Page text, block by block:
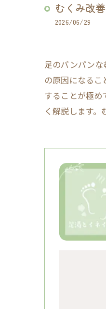
むくみ改
2026/06/29
足のパンパン
の原因になる
することが極め
く解説します